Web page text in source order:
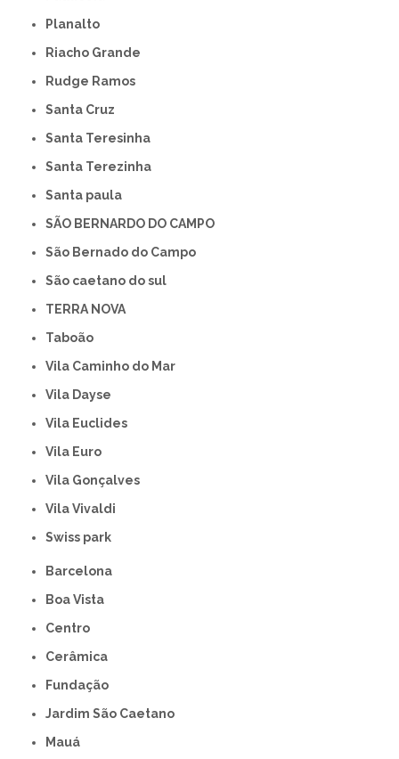
Planalto
Riacho Grande
Rudge Ramos
Santa Cruz
Santa Teresinha
Santa Terezinha
Santa paula
SÃO BERNARDO DO CAMPO
São Bernado do Campo
São caetano do sul
TERRA NOVA
Taboão
Vila Caminho do Mar
Vila Dayse
Vila Euclides
Vila Euro
Vila Gonçalves
Vila Vivaldi
swiss park
Barcelona
Boa Vista
Centro
Cerâmica
Fundação
Jardim São Caetano
Mauá